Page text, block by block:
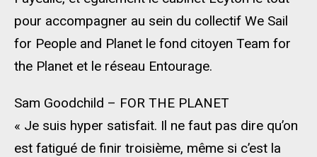
pour accompagner au sein du collectif We Sail
for People and Planet le fond citoyen Team for
the Planet et le réseau Entourage.
Sam Goodchild – FOR THE PLANET
« Je suis hyper satisfait. Il ne faut pas dire qu’on
est fatigué de finir troisième, même si c’est la